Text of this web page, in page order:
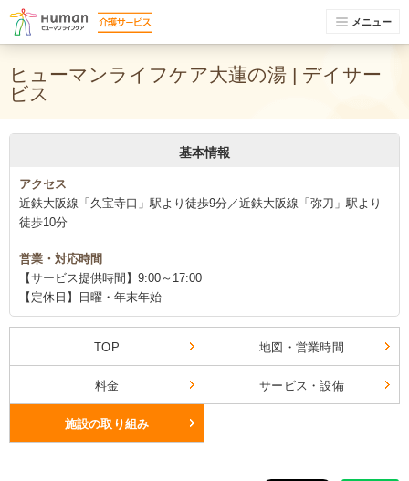
メニュー
ヒューマンライフケア大蓮の湯 | デイサー
ビス
基本情報
アクセス
近鉄大阪線「久宝寺口」駅より徒歩9分／近鉄大阪線「弥刀」駅より
徒歩10分
営業・対応時間
【サービス提供時間】9:00～17:00
【定休日】日曜・年末年始
TOP 地図・営業時間
料金 サービス・設備
施設の取り組み